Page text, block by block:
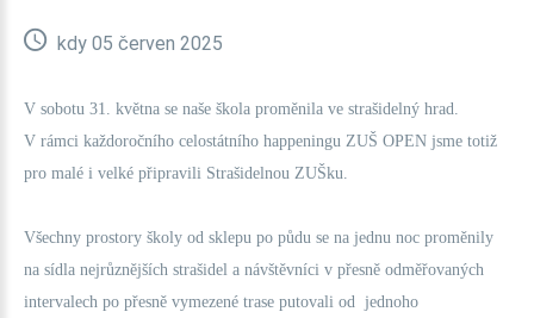
kdy 05 červen 2025
V sobotu 31. května se naše škola proměnila ve strašidelný hrad.
V rámci každoročního celostátního happeningu ZUŠ OPEN jsme totiž
pro malé i velké připravili Strašidelnou ZUŠku.
Všechny prostory školy od sklepu po půdu se na jednu noc proměnily
na sídla nejrůznějších strašidel a návštěvníci v přesně odměřovaných
intervalech po přesně vymezené trase putovali od jednoho